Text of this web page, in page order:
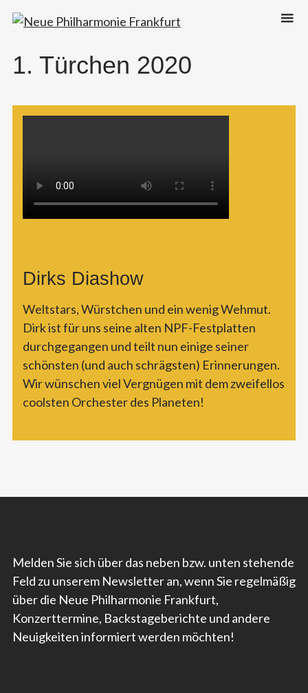
Neue Philharmonie Frankfurt
Das Klassik-Crossover-Orchester
1. Türchen 2020
Dirks Diashow
Weltstars, Würstchen und ein wenig Wehmut.
Dirk ist für uns seine alten NPF-Festplatten
durchgegangen und teilt nun einige seiner
schönsten (und auch schrägsten) Erinnerungen.
Wir wünschen viel Vergnügen mit dem zweifellos
coolsten Orchester des Planeten!
Melden Sie sich über das neben bzw. unten stehende
Feld zu unserem Newsletter an, wenn Sie regelmäßig
über die Neue Philharmonie Frankfurt,
Konzerttermine, Backstageberichte und andere
Neuigkeiten informiert werden möchten!